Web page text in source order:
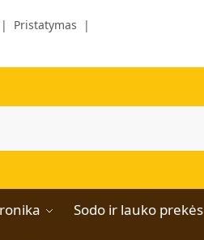
| Pristatymas |
Sodo ir lauko prekės